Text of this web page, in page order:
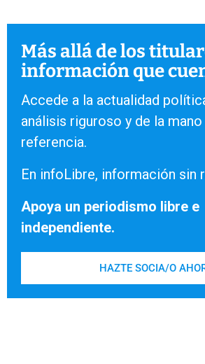
Más allá de los
información que
Accede a la actualidad
análisis riguroso y de la
referencia.
En infoLibre, información sin
Apoya un periodismo libre e
independiente.
HAZTE SOCIA/O